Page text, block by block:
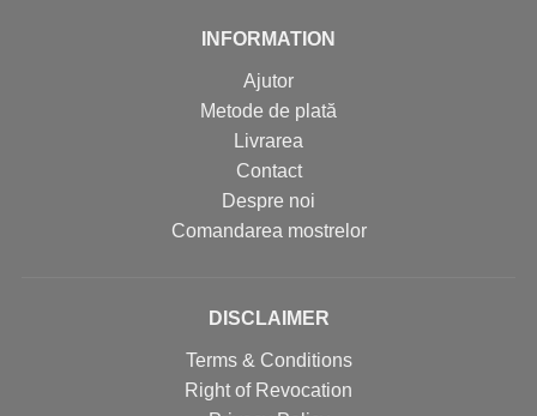
INFORMATION
Ajutor
Metode de plată
Livrarea
Contact
Despre noi
Comandarea mostrelor
DISCLAIMER
Terms & Conditions
Right of Revocation